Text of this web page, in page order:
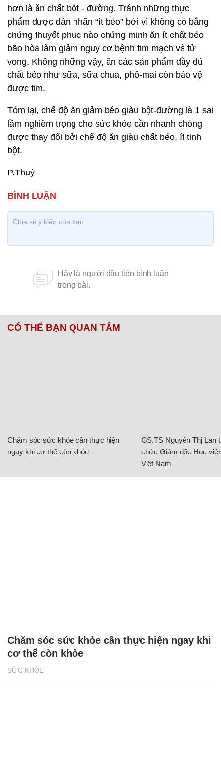
hơn là ăn chất bột - đường. Tránh những thực
phẩm được dán nhãn “ít béo” bởi vì không có bằng
chứng thuyết phục nào chứng minh ăn ít chất béo
bão hòa làm giảm nguy cơ bệnh tim mạch và tử
vong. Không những vậy, ăn các sản phẩm đầy đủ
chất béo như sữa, sữa chua, phô-mai còn bảo vệ
được tim.
Tóm lại, chế độ ăn giảm béo giàu bột-đường là 1 sai
lầm nghiêm trọng cho sức khỏe cần nhanh chóng
được thay đổi bởi chế độ ăn giàu chất béo, ít tinh
bột.
P.Thuý
CÓ THỂ BẠN QUAN TÂM
Chăm sóc sức khỏe cần thực hiện
ngay khi cơ thể còn khỏe
GS.TS Nguyễn Thị Lan
chức Giám đốc Học
Việt Nam
SỨC KHỎE
Chăm sóc sức khỏe cần thực hiện ngay khi
cơ thể còn khỏe